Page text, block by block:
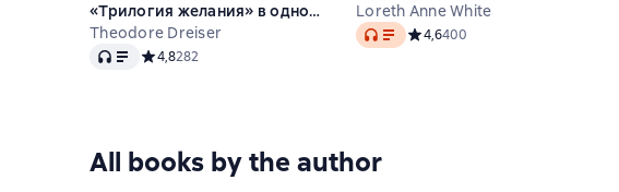
«Трилогия желания» в одном
томе
Theodore Dreiser
Audio Средний рейтинг 4,8 на основе 282 оценок
4,8282
Loreth Anne White
Audio Средний рейтинг 4,6 на основе
4,6400
All books by the author